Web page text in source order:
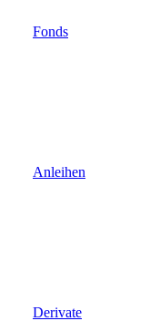
Fonds
Anleihen
Derivate